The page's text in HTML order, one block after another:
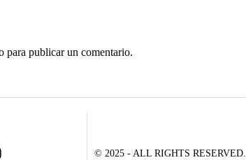
para publicar un comentario.
© 2025 - ALL RIGHTS RESERVED.